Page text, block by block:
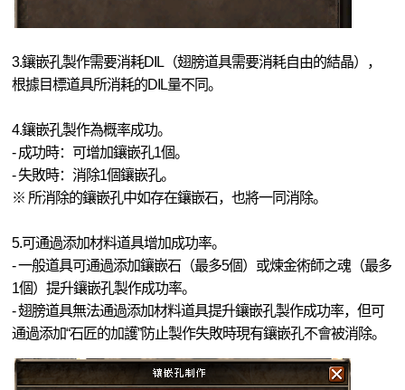
3.鑲嵌孔製作需要消耗DIL（翅膀道具需要消耗自由的結晶），
根據目標道具所消耗的DIL量不同。
4.鑲嵌孔製作為概率成功。
- 成功時：可增加鑲嵌孔1個。
- 失敗時：消除1個鑲嵌孔。
※ 所消除的鑲嵌孔中如存在鑲嵌石，也將一同消除。
5.可通過添加材料道具增加成功率。
- 一般道具可通過添加鑲嵌石（最多5個）或煉金術師之魂（最多
1個）提升鑲嵌孔製作成功率。
- 翅膀道具無法通過添加材料道具提升鑲嵌孔製作成功率，但可
通過添加“石匠的加護”防止製作失敗時現有鑲嵌孔不會被消除。